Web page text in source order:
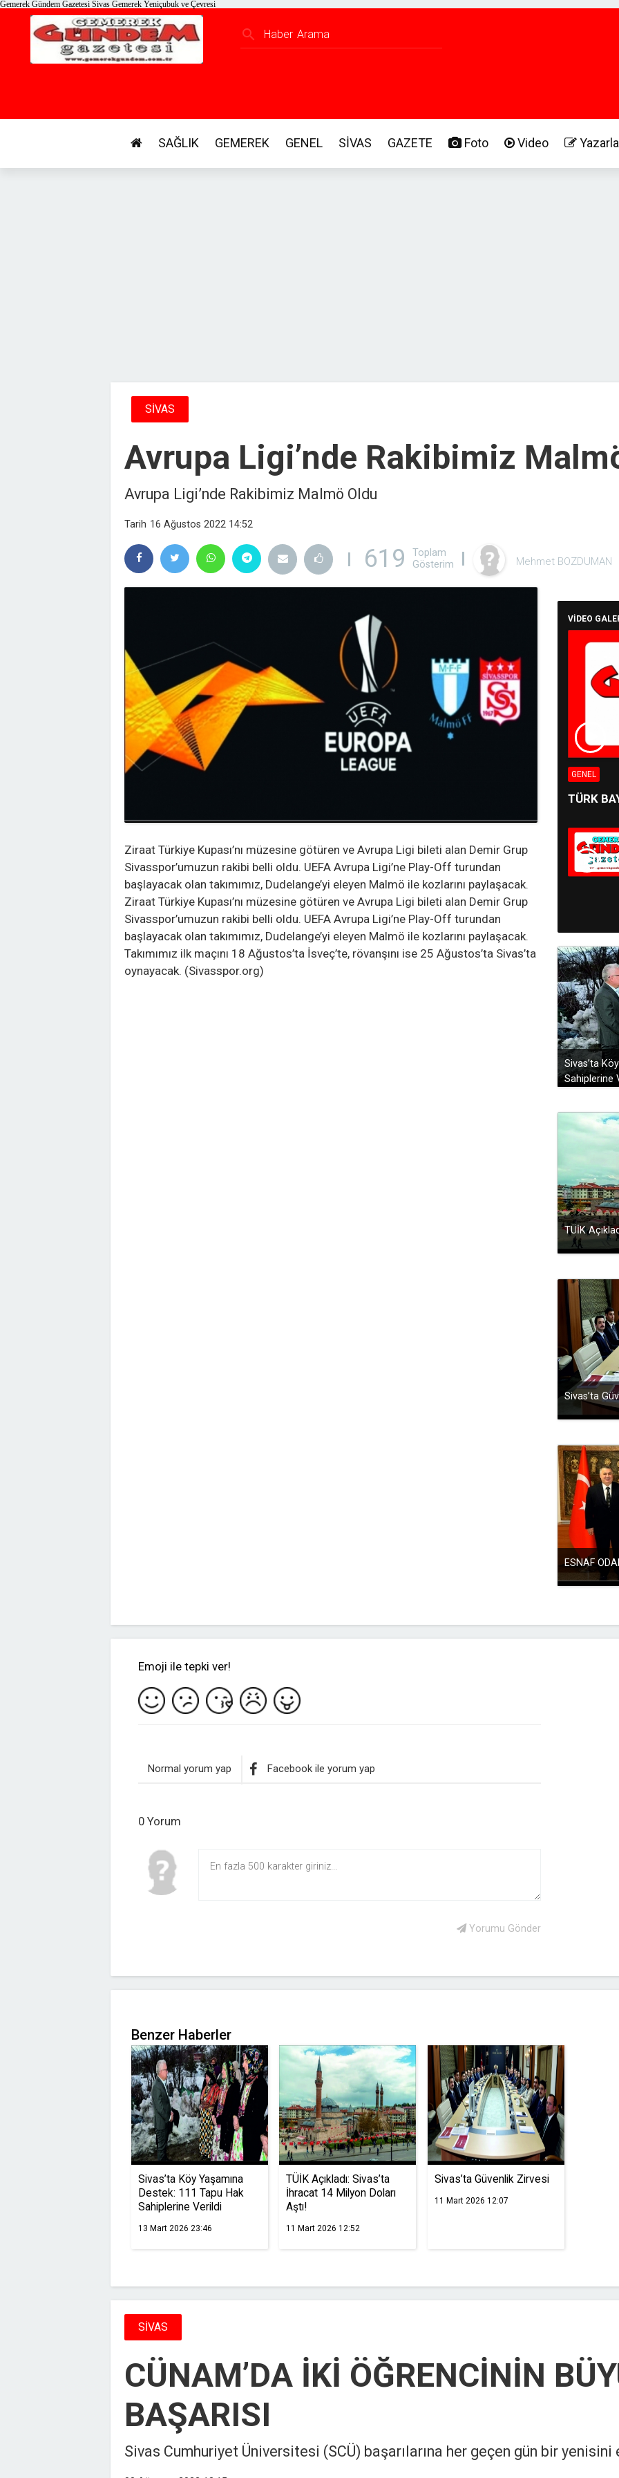
Gemerek Gündem Gazetesi Sivas Gemerek Yeniçubuk ve Çevresi
search
SAĞLIK GEMEREK GENEL SİVAS GAZETE Foto Video
SİVAS
Avrupa Ligi’nde Rakibimiz
Avrupa Ligi’nde Rakibimiz Malmö Oldu
Tarih 16 Ağustos 2022 14:52
619
Toplam
Gösterim
Mehmet BOZDUMAN
Ziraat Türkiye Kupası’nı müzesine götüren ve Avrupa Ligi bileti alan Demir Grup
Sivasspor’umuzun rakibi belli oldu. UEFA Avrupa Ligi’ne Play-Off turundan
başlayacak olan takımımız, Dudelange’yi eleyen Malmö ile kozlarını paylaşacak.
Ziraat Türkiye Kupası’nı müzesine götüren ve Avrupa Ligi bileti alan Demir Grup
Sivasspor’umuzun rakibi belli oldu. UEFA Avrupa Ligi’ne Play-Off turundan
başlayacak olan takımımız, Dudelange’yi eleyen Malmö ile kozlarını paylaşacak.
Takımımız ilk maçını 18 Ağustos’ta İsveç’te, rövanşını ise 25 Ağustos’ta Sivas’ta
oynayacak. (Sivasspor.org)
VİDEO
GENEL
TÜRK
Sivas’ta
Sahiplerine
TÜİK
Sivas’ta
ESNAF
Emoji ile tepki ver!
Normal yorum yap Facebook ile yorum yap
0 Yorum
Yorumu Gönder
Benzer Haberler
Sivas’ta Köy Yaşamına
Destek: 111 Tapu Hak
Sahiplerine Verildi
13 Mart 2026 23:46
TÜİK Açıkladı: Sivas’ta
İhracat 14 Milyon Doları
Aştı!
11 Mart 2026 12:52
Sivas’ta Güvenlik Zirvesi
11 Mart 2026 12:07
SİVAS
CÜNAM’DA İKİ ÖĞRENCİNİN
BAŞARISI
Sivas Cumhuriyet Üniversitesi (SCÜ) başarılarına her geçen gün bir yenisini